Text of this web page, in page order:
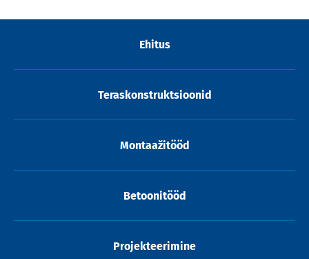
Ehitus
Teraskonstruktsioonid
Montaažitööd
Betoonitööd
Projekteerimine